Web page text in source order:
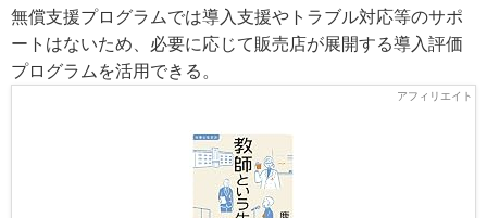
無償支援プログラムでは導入支援やトラブル対応等のサポ
ートはないため、必要に応じて販売店が展開する導入評価
プログラムを活用できる。